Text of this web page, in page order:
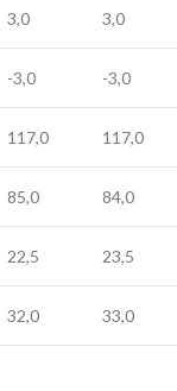
3,0 3,0
-3,0 -3,0
117,0 117,0
85,0 84,0
22,5 23,5
32,0 33,0